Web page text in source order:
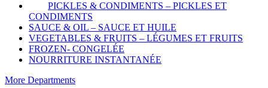
PICKLES & CONDIMENTS – PICKLES ET
CONDIMENTS
SAUCE & OIL – SAUCE ET HUILE
VEGETABLES & FRUITS – LÉGUMES ET FRUITS
FROZEN- CONGELÉE
NOURRITURE INSTANTANÉE
More Departments